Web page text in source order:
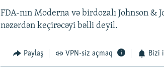
FDA-nın Moderna və birdozalı Johnson &
nəzərdən keçirəcəyi bəlli deyil.
Paylaş VPN-siz açmaq Bizi